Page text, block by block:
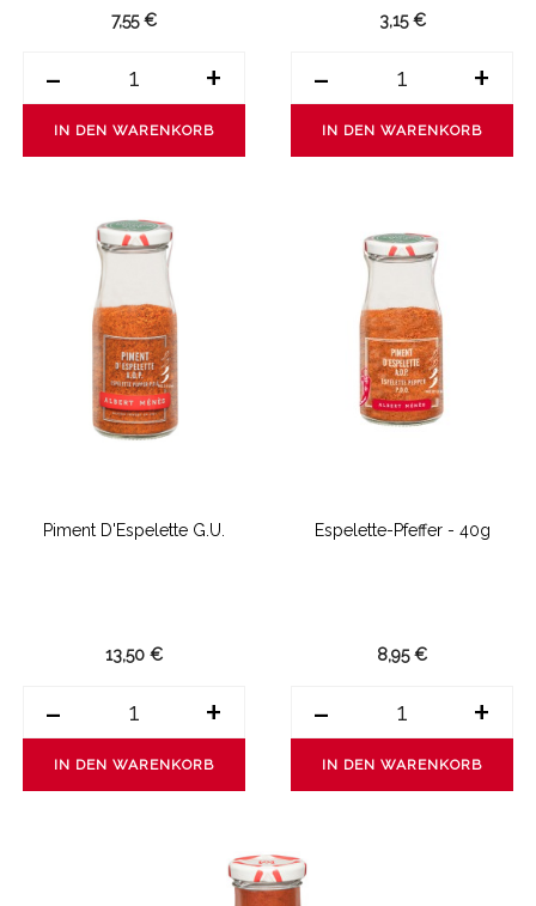
7,55 €
- +
IN DEN WARENKORB
3,15 €
- +
IN DEN WARENKORB
Piment D'Espelette G.U.
13,50 €
- +
IN DEN WARENKORB
Espelette-Pfeffer - 40g
8,95 €
- +
IN DEN WARENKORB